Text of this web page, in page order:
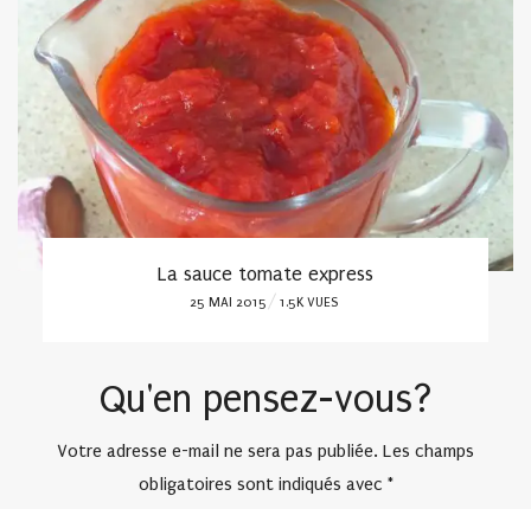
La sauce tomate express
POSTED
25 MAI 2015 1.5K VUES
Qu'en pensez-vous?
Votre adresse e-mail ne sera pas publiée. Les champs
obligatoires sont indiqués avec *